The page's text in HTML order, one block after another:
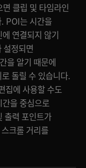
클립 및 타임라인
POI는 시간을
연결되지 않기
설정되면
을 알기 때문에
돌릴 수 있습니다.
집에 사용할 수도
을 중심으로
출력 포인트가
크롤 거리를